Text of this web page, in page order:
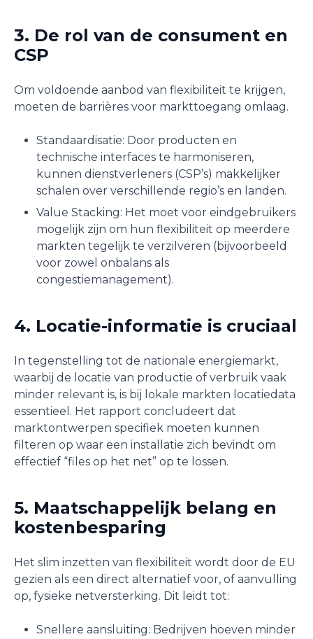
3. De rol van de consument en
CSP
Om voldoende aanbod van flexibiliteit te krijgen,
moeten de barrières voor markttoegang omlaag.
Standaardisatie: Door producten en
technische interfaces te harmoniseren,
kunnen dienstverleners (CSP’s) makkelijker
schalen over verschillende regio’s en landen.
Value Stacking: Het moet voor eindgebruikers
mogelijk zijn om hun flexibiliteit op meerdere
markten tegelijk te verzilveren (bijvoorbeeld
voor zowel onbalans als
congestiemanagement).
4. Locatie-informatie is cruciaal
In tegenstelling tot de nationale energiemarkt,
waarbij de locatie van productie of verbruik vaak
minder relevant is, is bij lokale markten locatiedata
essentieel. Het rapport concludeert dat
marktontwerpen specifiek moeten kunnen
filteren op waar een installatie zich bevindt om
effectief “files op het net” op te lossen.
5. Maatschappelijk belang en
kostenbesparing
Het slim inzetten van flexibiliteit wordt door de EU
gezien als een direct alternatief voor, of aanvulling
op, fysieke netversterking. Dit leidt tot:
Snellere aansluiting: Bedrijven hoeven minder